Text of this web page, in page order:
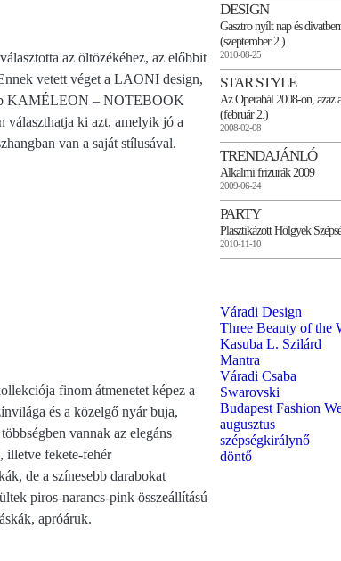
az öltözékéhez, az előbbit
vetett véget a LAONI design,
KAMÉLEON – NOTEBOOK
választhatja ki azt, amelyik jó a
van a saját stílusával.
finom átmenetet képez a
és a közelgő nyár buja,
vannak az elegáns
illetve fekete-fehér
de a színesebb darabokat
piros-narancs-pink összeállítású
apróáruk.
DESIGN
Gasztro nyílt nap és
(szeptember 2.)
2010-08-25
STAR STYLE
Az Operabál 2008-on, azaz
(február 2.)
2008-02-08
TRENDAJÁNLÓ
Alkalmi frizurák 2009
2009-06-24
PARTY
Plasztikázott Hölgyek
2010-11-10
Váradi Design
Three Beauty of the
Kasuba L. Szilárd
Mantra
Váradi Csaba
Swarovski
Budapest Fashion
augusztus
szépségkirálynő
döntő